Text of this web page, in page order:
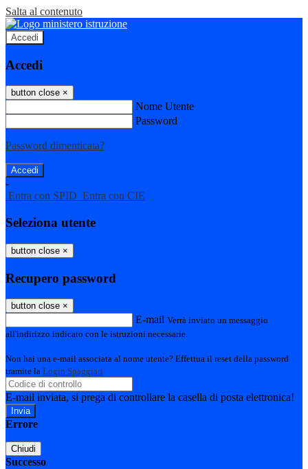
Salta al contenuto
Accedi
Accedi
button close ×
Nome Utente
Password
Password dimenticata?
-
Entra con SPID Entra con CIE
Seleziona utente
button close ×
Recupero password
button close ×
E-mail Verrà inviato un messaggio
all'indirizzo indicato con le istruzioni necessarie.
Non hai una e-mail associata al nome utente? Effettua il reset della password
tramite la Login Spaggiari
E-mail inviata, si prega di controllare la casella di posta elettronica!
Errore
Chiudi
Successo